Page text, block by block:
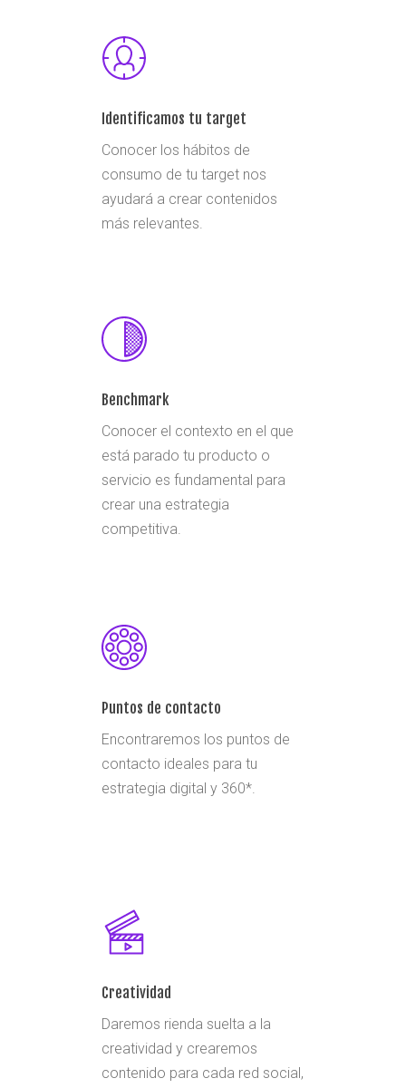
Identificamos tu target
Conocer los hábitos de
consumo de tu target nos
ayudará a crear contenidos
más relevantes.
Benchmark
Conocer el contexto en el que
está parado tu producto o
servicio es fundamental para
crear una estrategia
competitiva.
Puntos de contacto
Encontraremos los puntos de
contacto ideales para tu
estrategia digital y 360*.
Creatividad
Daremos rienda suelta a la
creatividad y crearemos
contenido para cada red social,